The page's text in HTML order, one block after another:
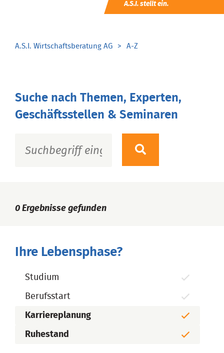
A.S.I. stellt ein.
A.S.I. Wirtschaftsberatung AG A-Z
Suche nach Themen, Experten,
Geschäftsstellen & Seminaren
0 Ergebnisse gefunden
Ihre Lebensphase?
Studium
Berufsstart
Karriereplanung
Ruhestand